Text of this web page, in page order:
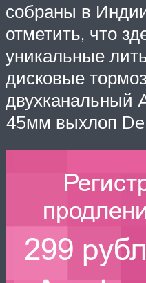
собраны в
отметить, что
уникальные
дисковые
двухканальный
45мм выхлоп